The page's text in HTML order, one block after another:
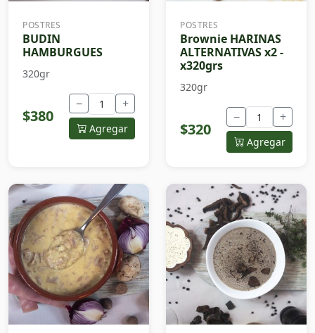
POSTRES
BUDIN
HAMBURGUES
320gr
$380
− +
Agregar
POSTRES
Brownie HARINAS
ALTERNATIVAS x2 -
x320grs
320gr
$320
− +
Agregar